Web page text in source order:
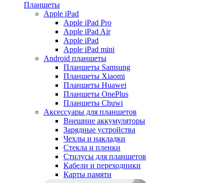
Планшеты
Apple iPad
Apple iPad Pro
Apple iPad Air
Apple iPad
Apple iPad mini
Android планшеты
Планшеты Samsung
Планшеты Xiaomi
Планшеты Huawei
Планшеты OnePlus
Планшеты Chuwi
Аксессуары для планшетов
Внешние аккумуляторы
Зарядные устройства
Чехлы и накладки
Стекла и пленки
Стилусы для планшетов
Кабели и переходники
Карты памяти